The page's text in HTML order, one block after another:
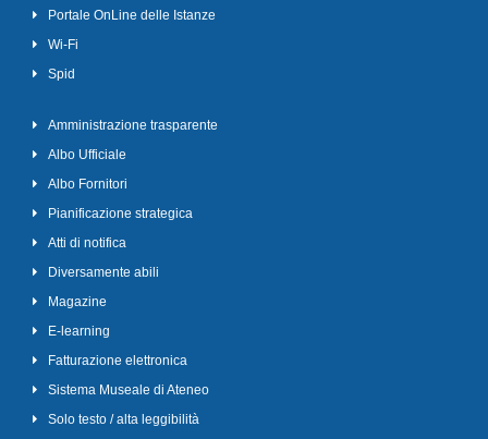
Portale OnLine delle Istanze
Wi-Fi
Spid
Amministrazione trasparente
Albo Ufficiale
Albo Fornitori
Pianificazione strategica
Atti di notifica
Diversamente abili
Magazine
E-learning
Fatturazione elettronica
Sistema Museale di Ateneo
Solo testo / alta leggibilità